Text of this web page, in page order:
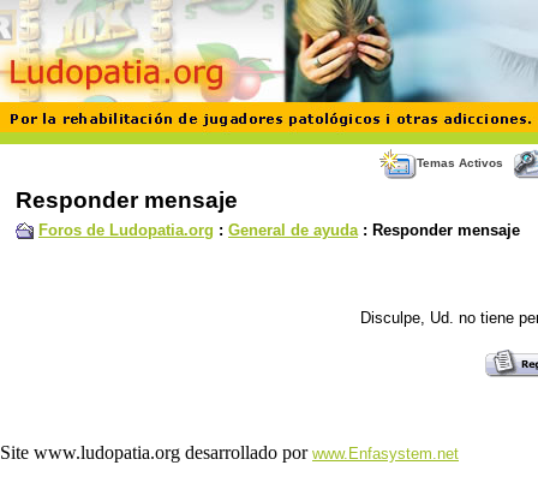
Temas Activos
Responder mensaje
Foros de Ludopatia.org : General de ayuda: Responder mensaje
Disculpe, Ud. no tiene
Site www.ludopatia.org desarrollado por www.Enfasystem.net